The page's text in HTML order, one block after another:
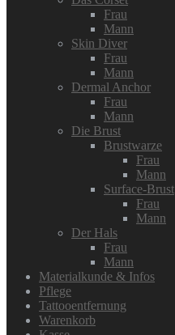
Frau
Mann
Skin Diver
Frau
Mann
Dermal Anchor
Frau
Mann
Die Brust
Brustwarze
Frau
Mann
Surface-Brust
Frau
Mann
Der Hals
Frau
Mann
Materialkunde & Infos
Pflege
Tattooentfernung
Warenkorb